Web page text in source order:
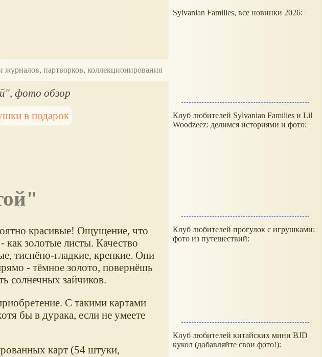
партворков, коллекционирования
фото обзор
в подарок
красивые! Ощущение, что
как золотые листы. Качество
тиснёно-гладкие, крепкие. Они
- тёмное золото, повернёшь
солнечных зайчиков.
С такими картами
бы в дурака, если не умеете
карт (54 штуки,
Sylvanian Families, все новинки 2026:
Клуб любителей Sylvanian Families и Lil
Woodzeez: делимся историями и фото:
Клуб любителей прогулок с игрушками:
фото из путешествий:
Клуб любителей китайских мини BJD
кукол (добавляйте свои фото!):